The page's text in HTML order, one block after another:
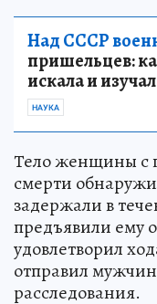
Над СССР
пришельцев:
искала и
НАУКА
Тело женщины с
смерти
задержали в
предъявили ему
удовлетворил
отправил
расследования.